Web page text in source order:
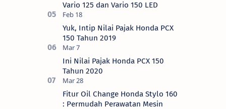
Vario 125 dan Vario 150 LED
Yuk, Intip Nilai Pajak Honda PCX
150 Tahun 2019
Ini Nilai Pajak Honda PCX 150
Tahun 2020
Fitur Oil Change Honda Stylo 160
: Permudah Perawatan Mesin